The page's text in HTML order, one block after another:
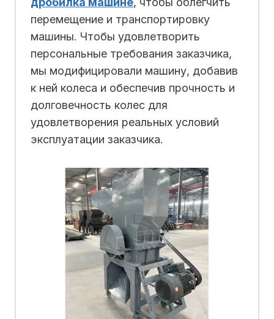
перемещение и транспортировку
машины. Чтобы удовлетворить
персональные требования заказчика,
мы модифицировали машину, добавив
к ней колеса и обеспечив прочность и
долговечность колес для
удовлетворения реальных условий
эксплуатации заказчика.